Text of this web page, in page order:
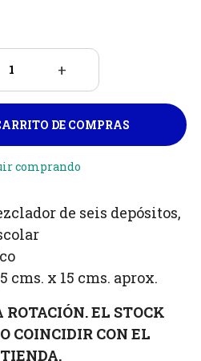
+
comprando
de seis depósitos,
cms. x 15 cms. aprox.
ROTACIÓN. EL STOCK
COINCIDIR CON EL